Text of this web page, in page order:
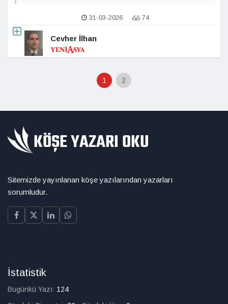
31-03-2026 74
Cevher İlhan
1 2
Sitemizde yayınlanan köşe yazılarından yazarları
sorumludur.
İstatistik
Bugünkü Yazı: 124